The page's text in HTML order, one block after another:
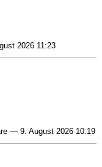
2026 11:23
— 9. August 2026 10:19